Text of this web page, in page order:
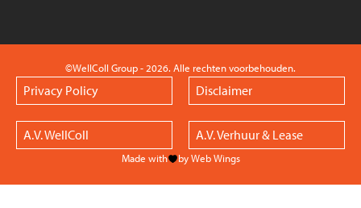
©WellColl Group - 2026. Alle rechten voorbehouden.
Privacy Policy Disclaimer
A.V. WellColl A.V. Verhuur & Lease
Made with by Web Wings